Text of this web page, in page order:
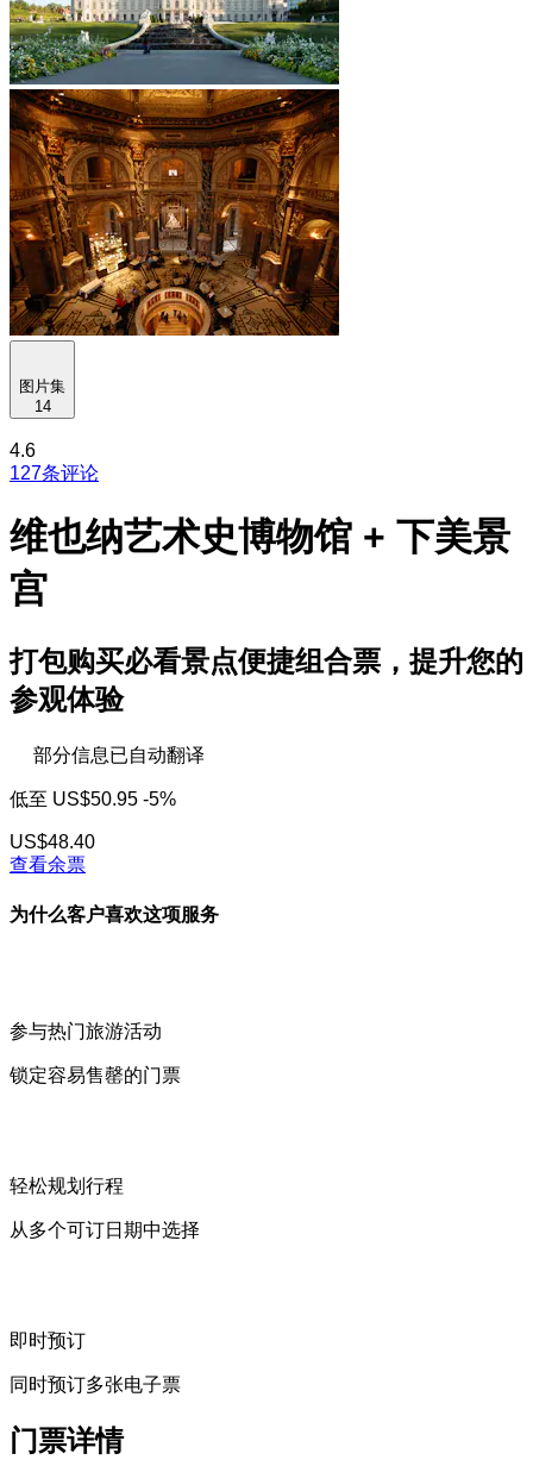
图片集
14
4.6
127条评论
维也纳艺术史博物馆 + 下美景
宫
打包购买必看景点便捷组合票，提升您的
参观体验
部分信息已自动翻译
低至 US$50.95 -5%
US$48.40
查看余票
为什么客户喜欢这项服务
参与热门旅游活动
锁定容易售罄的门票
轻松规划行程
从多个可订日期中选择
即时预订
同时预订多张电子票
门票详情